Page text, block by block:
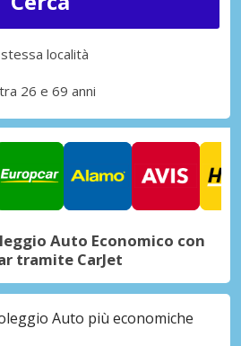
località
26 e 69 anni
Auto Economico con
tramite CarJet
Auto più economiche